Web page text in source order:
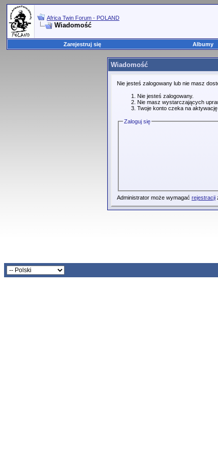
Africa Twin Forum - POLAND
Wiadomość
Zarejestruj się Albumy
Wiadomość
Nie jesteś zalogowany lub nie masz
Nie jesteś zalogowany.
Nie masz wystarczających
Twoje konto czeka na
Zaloguj się
Administrator może wymagać rejestracji